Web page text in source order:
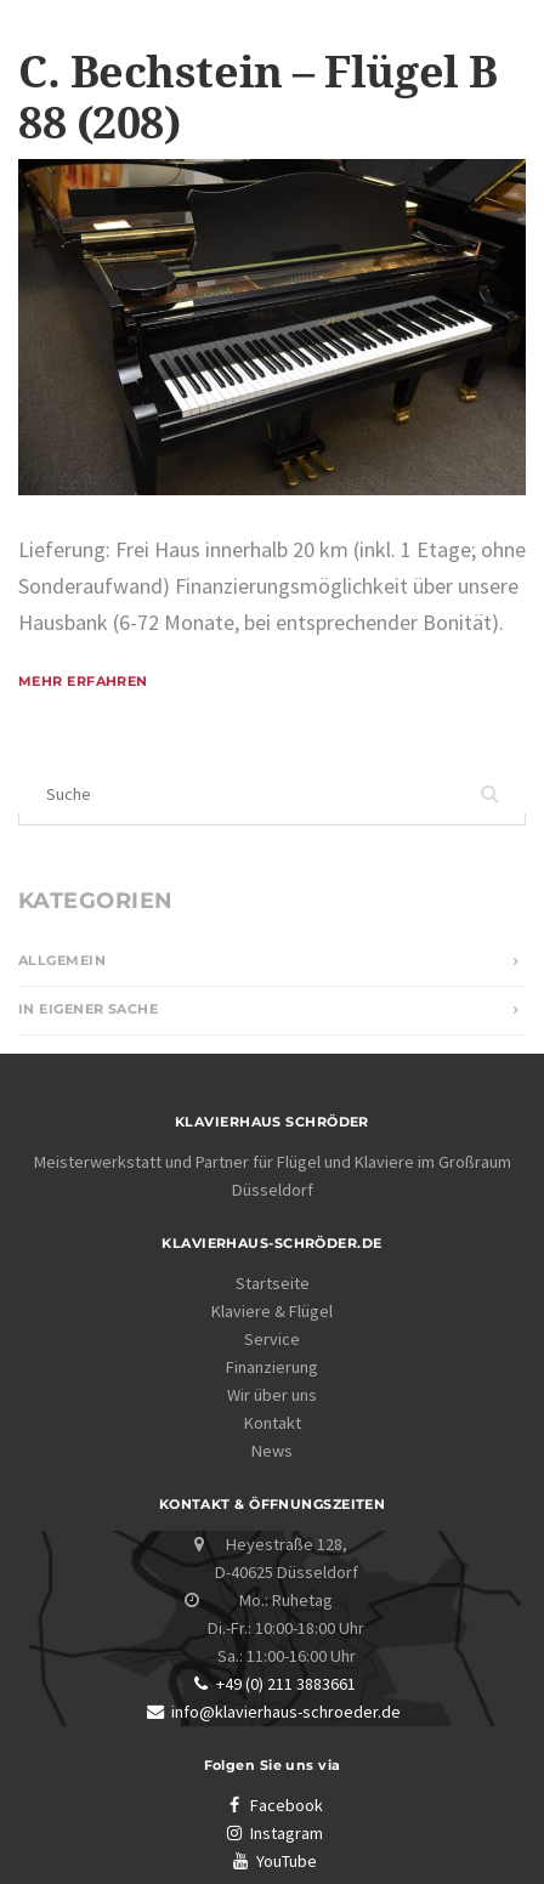
C. Bechstein – Flügel B
88 (208)
Lieferung: Frei Haus innerhalb 20 km (inkl. 1 Etage; ohne
Sonderaufwand) Finanzierungsmöglichkeit über unsere
Hausbank (6-72 Monate, bei entsprechender Bonität).
MEHR ERFAHREN
KATEGORIEN
ALLGEMEIN
IN EIGENER SACHE
KLAVIERHAUS SCHRÖDER
Meisterwerkstatt und Partner für Flügel und Klaviere im Großraum
Düsseldorf
KLAVIERHAUS-SCHRÖDER.DE
Startseite
Klaviere & Flügel
Service
Finanzierung
Wir über uns
Kontakt
News
KONTAKT & ÖFFNUNGSZEITEN
Heyestraße 128,
D-40625 Düsseldorf
Mo.: Ruhetag
Di.-Fr.: 10:00-18:00 Uhr
Sa.: 11:00-16:00 Uhr
+49 (0) 211 3883661
info@klavierhaus-schroeder.de
Folgen Sie uns via
Facebook
Instagram
YouTube